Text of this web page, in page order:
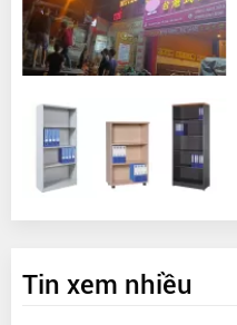
Tin xem nhiều